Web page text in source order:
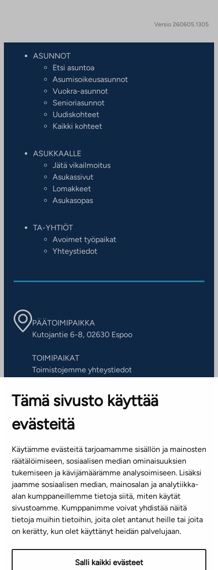
Tämä sivusto käyttää
evästeitä
Käytämme evästeitä tarjoamamme sisällön ja mainosten
räätälöimiseen, sosiaalisen median ominaisuuksien
tukemiseen ja kävijämäärämme analysoimiseen. Lisäksi
jaamme sosiaalisen median, mainosalan ja analytiikka-
alan kumppaneillemme tietoja siitä, miten käytät
sivustoamme. Kumppanimme voivat yhdistää näitä
tietoja muihin tietoihin, joita olet antanut heille tai joita
on kerätty, kun olet käyttänyt heidän palvelujaan.
Salli kaikki evästeet
Versio 260605.1305
ASUNNOT
Etsi asuntoa
Asumisoikeusasunnot
Vuokra-asunnot
Senioriasunnot
Uudiskohteet
Kaikki kohteet
ASUKKAALLE
Jätä vikailmoitus
Asukassivut
Lomakkeet
Asukasopas
TA-YHTIÖT
Avoimet työpaikat
Yhteystiedot
PÄÄTOIMIPAIKKA
Kutojantie 6-8, 02630 Espoo
TOIMIPAIKAT
Toimistojemme yhteystiedot
ASIAKASPALVELUKESKUS
Puh. 045 7734 3777
(arkisin klo 8-16)
info@ta.fi
Tilaa uutiskirje
Mediapankki
TietosuojaselosteSaavutettavuusseloste